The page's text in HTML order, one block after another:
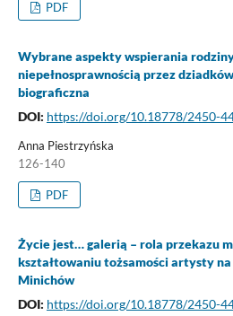
PDF
Wybrane aspekty wspierania
niepełnosprawnością przez
biograficzna
DOI: https://doi.org/10.18778/2450-
Anna Piestrzyńska
126-140
PDF
Życie jest… galerią – rola przekazu
kształtowaniu tożsamości artysty
Minichów
DOI: https://doi.org/10.18778/2450-